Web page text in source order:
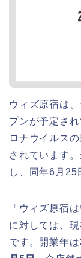
ウィズ原宿は
プンが予定さ
ロナウイルス
されています
し、同年6月25
「ウィズ原宿
に対しては、
です。開業年は